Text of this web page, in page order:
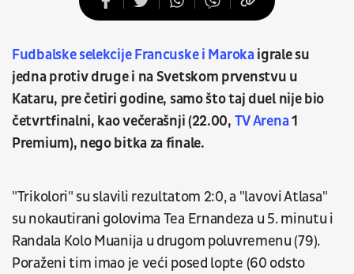
Fudbalske selekcije Francuske i Marokaigrale su
jedna protiv druge i na Svetskom prvenstvu u
Kataru, pre četiri godine, samo što taj duel nije bio
četvrtfinalni, kao večerašnji (22.00, TV Arena1
Premium), nego bitka za finale.
"Trikolori" su slavili rezultatom 2:0, a "lavovi Atlasa"
su nokautirani golovima Tea Ernandeza u 5. minutu i
Randala Kolo Muanija u drugom poluvremenu (79).
Poraženi tim imao je veći posed lopte (60 odsto